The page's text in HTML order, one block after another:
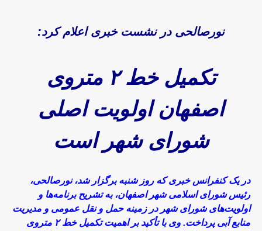
نورصالحی در نشست خبری اعلام کرد:
تکمیل خط ۲ متروی
اصفهان اولویت اصلی
شورای شهر است
در یک کنفرانس خبری که روز شنبه برگزار شد، نورصالحی،
رئیس شورای اسلامی شهر اصفهان، به تشریح برنامه‌ها و
اولویت‌های شورای شهر در زمینه حمل و نقل عمومی و مدیریت
منابع آبی پرداخت. وی با تأکید بر اهمیت تکمیل خط ۲ متروی